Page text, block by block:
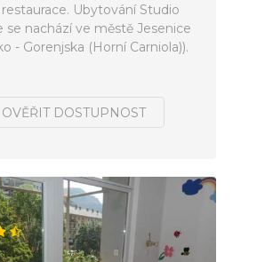
Ubytování Studio
se nachází ve městě Jesenice
- Gorenjska (Horní Carniola)).
OVĚŘIT DOSTUPNOST